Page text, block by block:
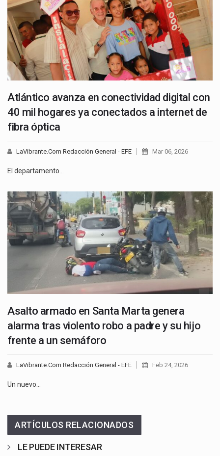
Atlántico avanza en conectividad digital con
40 mil hogares ya conectados a internet de
fibra óptica
LaVibrante.Com Redacción General - EFE Mar 06, 2026
El departamento…
Asalto armado en Santa Marta genera
alarma tras violento robo a padre y su hijo
frente a un semáforo
LaVibrante.Com Redacción General - EFE Feb 24, 2026
Un nuevo…
ARTÍCULOS RELACIONADOS
LE PUEDE INTERESAR